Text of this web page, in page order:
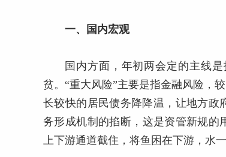
一、国内宏观
国内方面，年初两会定的主线
贫。“重大风险”主要是指金融风险，
长较快的居民债务降降温，让地方政
务形成机制的掐断，这是资管新规
上下游通道截住，将鱼困在下游，水